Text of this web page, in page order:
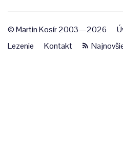
© Martin Kosír 2003—2026
Lezenie
Kontakt